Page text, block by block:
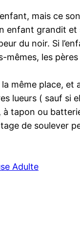
mais ce
enfant grandit
du noir. Si
mêmes, les
même place, et
lueurs ( sauf
à tapon ou
de soulever
Adulte